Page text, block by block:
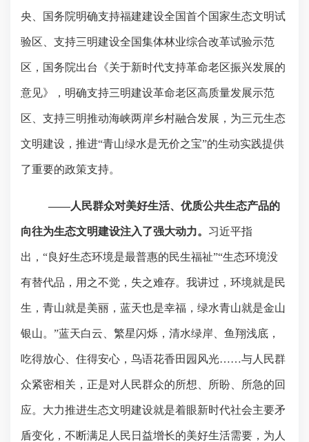
央、国务院明确支持福建建设全国首个国家生态文明试
验区、支持三明建设全国集体林业综合改革试验示范
区，国务院出台《关于新时代支持革命老区振兴发展的
意见》，明确支持三明建设革命老区高质量发展示范
区、支持三明推动海峡两岸乡村融合发展，为三元生态
文明建设，推进“青山绿水是无价之宝”的生动实践提供
了重要的政策支持。
——人民群众对美好生活、优质公共生态产品的
向往为生态文明建设注入了强大动力。 习近平指
出，“良好生态环境是最普惠的民生福祉”“生态环境没
有替代品，用之不觉，失之难存。我讲过，环境就是民
生，青山就是美丽，蓝天也是幸福，绿水青山就是金山
银山。”蓝天白云、繁星闪烁，清水绿岸、鱼翔浅底，
吃得放心、住得安心，鸟语花香田园风光……与人民群
众紧密相关，正是对人民群众的所想、所盼、所急的回
应。大力推进生态文明建设就是着眼新时代社会主要矛
盾变化，不断满足人民日益增长的美好生活需要，为人